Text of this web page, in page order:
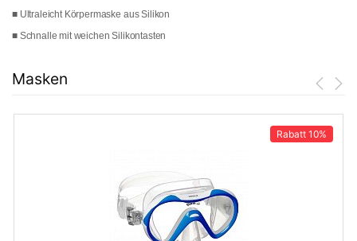
■ Ultraleicht Körpermaske aus Silikon
■ Schnalle mit weichen Silikontasten
Masken
Rabatt 10%